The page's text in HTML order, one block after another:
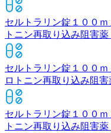
セルトラリン錠１００ｍ
トニン再取り込み阻害薬
セルトラリン錠１００ｍ
ロトニン再取り込み阻害
セルトラリン錠１００ｍ
トニン再取り込み阻害薬